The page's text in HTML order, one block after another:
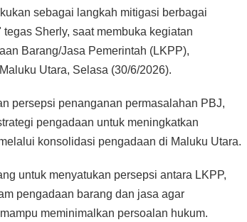
sebagai langkah mitigasi berbagai
Sherly, saat membuka kegiatan
Barang/Jasa Pemerintah (LKPP),
Utara, Selasa (30/6/2026).
persepsi penanganan permasalahan PBJ,
pengadaan untuk meningkatkan
konsolidasi pengadaan di Maluku Utara.
untuk menyatukan persepsi antara LKPP,
pengadaan barang dan jasa agar
meminimalkan persoalan hukum.